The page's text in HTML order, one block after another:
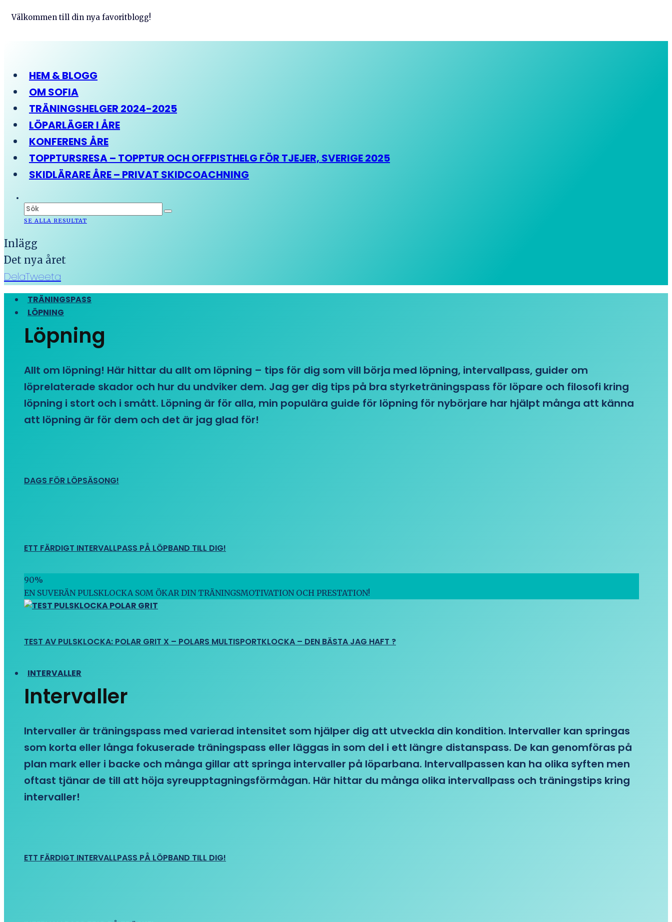
Välkommen till din nya favoritblogg!
HEM & BLOGG
OM SOFIA
TRÄNINGSHELGER 2024-2025
LÖPARLÄGER I ÅRE
KONFERENS ÅRE
TOPPTURSRESA – TOPPTUR OCH OFFPISTHELG FÖR TJEJER, SVERIGE 2025
SKIDLÄRARE ÅRE – PRIVAT SKIDCOACHNING
SE ALLA RESULTAT
Inlägg
Det nya året
DelaTweeta
TRÄNINGSPASS
LÖPNING
Löpning
Allt om löpning! Här hittar du allt om löpning – tips för dig som vill börja med löpning, intervallpass, guider om
löprelaterade skador och hur du undviker dem. Jag ger dig tips på bra styrketräningspass för löpare och filosofi kring
löpning i stort och i smått. Löpning är för alla, min populära guide för löpning för nybörjare har hjälpt många att känna
att löpning är för dem och det är jag glad för!
DAGS FÖR LÖPSÄSONG!
ETT FÄRDIGT INTERVALLPASS PÅ LÖPBAND TILL DIG!
90%
EN SUVERÄN PULSKLOCKA SOM ÖKAR DIN TRÄNINGSMOTIVATION OCH PRESTATION!
TEST AV PULSKLOCKA: POLAR GRIT X – POLARS MULTISPORTKLOCKA – DEN BÄSTA JAG HAFT ?
INTERVALLER
Intervaller
Intervaller är träningspass med varierad intensitet som hjälper dig att utveckla din kondition. Intervaller kan springas
som korta eller långa fokuserade träningspass eller läggas in som del i ett längre distanspass. De kan genomföras på
plan mark eller i backe och många gillar att springa intervaller på löparbana. Intervallpassen kan ha olika syften men
oftast tjänar de till att höja syreupptagningsförmågan. Här hittar du många olika intervallpass och träningstips kring
intervaller!
ETT FÄRDIGT INTERVALLPASS PÅ LÖPBAND TILL DIG!